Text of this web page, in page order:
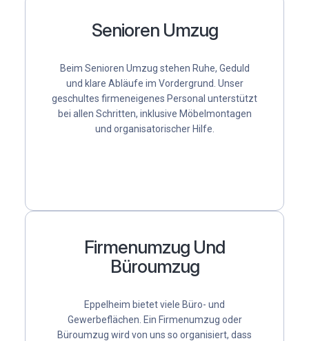
Senioren Umzug
Beim Senioren Umzug stehen Ruhe, Geduld
und klare Abläufe im Vordergrund. Unser
geschultes firmeneigenes Personal unterstützt
bei allen Schritten, inklusive Möbelmontagen
und organisatorischer Hilfe.
Firmenumzug Und
Büroumzug
Eppelheim bietet viele Büro- und
Gewerbeflächen. Ein Firmenumzug oder
Büroumzug wird von uns so organisiert, dass